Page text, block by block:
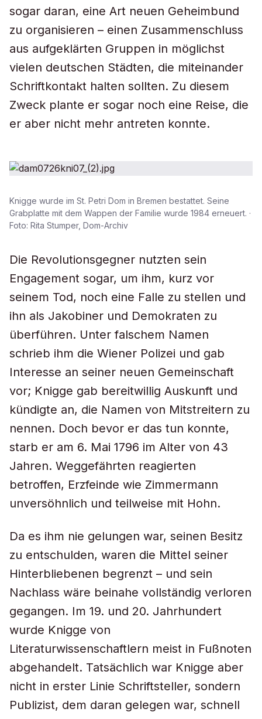
sogar daran, eine Art neuen Geheimbund
zu organisieren – einen Zusammenschluss
aus aufgeklärten Gruppen in möglichst
vielen deutschen Städten, die miteinander
Schriftkontakt halten sollten. Zu diesem
Zweck plante er sogar noch eine Reise, die
er aber nicht mehr antreten konnte.
Knigge wurde im St. Petri Dom in Bremen bestattet. Seine
Grabplatte mit dem Wappen der Familie wurde 1984 erneuert. ·
Foto: Rita Stumper, Dom-Archiv
Die Revolutionsgegner nutzten sein
Engagement sogar, um ihm, kurz vor
seinem Tod, noch eine Falle zu stellen und
ihn als Jakobiner und Demokraten zu
überführen. Unter falschem Namen
schrieb ihm die Wiener Polizei und gab
Interesse an seiner neuen Gemeinschaft
vor; Knigge gab bereitwillig Auskunft und
kündigte an, die Namen von Mitstreitern zu
nennen. Doch bevor er das tun konnte,
starb er am 6. Mai 1796 im Alter von 43
Jahren. Weggefährten reagierten
betroffen, Erzfeinde wie Zimmermann
unversöhnlich und teilweise mit Hohn.
Da es ihm nie gelungen war, seinen Besitz
zu entschulden, waren die Mittel seiner
Hinterbliebenen begrenzt – und sein
Nachlass wäre beinahe vollständig verloren
gegangen. Im 19. und 20. Jahrhundert
wurde Knigge von
Literaturwissenschaftlern meist in Fußnoten
abgehandelt. Tatsächlich war Knigge aber
nicht in erster Linie Schriftsteller, sondern
Publizist, dem daran gelegen war, schnell